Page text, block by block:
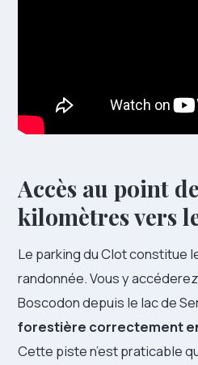
Accès au point
kilomètres vers
Le parking du Clot constitue
randonnée. Vous y
Boscodon depuis le lac de
forestière correctement
Cette piste n’est praticable